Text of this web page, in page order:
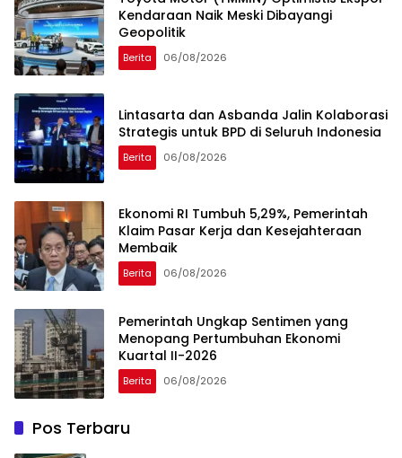
Kendaraan Naik Meski Dibayangi
Geopolitik
Berita 06/08/2026
Lintasarta dan Asbanda Jalin Kolaborasi
Strategis untuk BPD di Seluruh Indonesia
Berita 06/08/2026
Ekonomi RI Tumbuh 5,29%, Pemerintah
Klaim Pasar Kerja dan Kesejahteraan
Membaik
Berita 06/08/2026
Pemerintah Ungkap Sentimen yang
Menopang Pertumbuhan Ekonomi
Kuartal II-2026
Berita 06/08/2026
Pos Terbaru